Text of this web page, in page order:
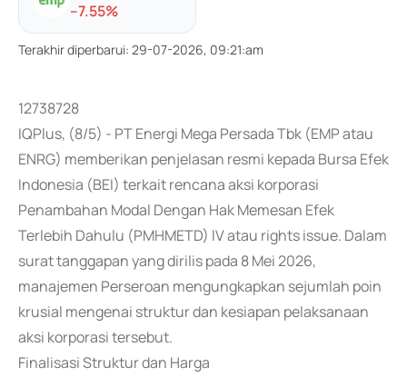
--7.55%
Terakhir diperbarui: 29-07-2026, 09:21:am
12738728
IQPlus, (8/5) - PT Energi Mega Persada Tbk (EMP atau
ENRG) memberikan penjelasan resmi kepada Bursa Efek
Indonesia (BEI) terkait rencana aksi korporasi
Penambahan Modal Dengan Hak Memesan Efek
Terlebih Dahulu (PMHMETD) IV atau rights issue. Dalam
surat tanggapan yang dirilis pada 8 Mei 2026,
manajemen Perseroan mengungkapkan sejumlah poin
krusial mengenai struktur dan kesiapan pelaksanaan
aksi korporasi tersebut.
Finalisasi Struktur dan Harga